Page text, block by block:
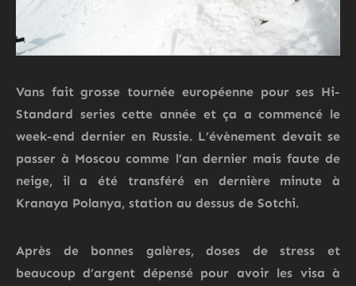
Vans fait grosse tournée européenne pour ses Hi-
Standard series cette année et ça a commencé le
week-end dernier en Russie. L’évènement devait se
passer à Moscou comme l’an dernier mais faute de
neige, il a été transféré en dernière minute à
Kranaya Polanya, station au dessus de Sotchi.
Après de bonnes galères, doses de stress et
beaucoup d’argent dépensé pour avoir les visa à